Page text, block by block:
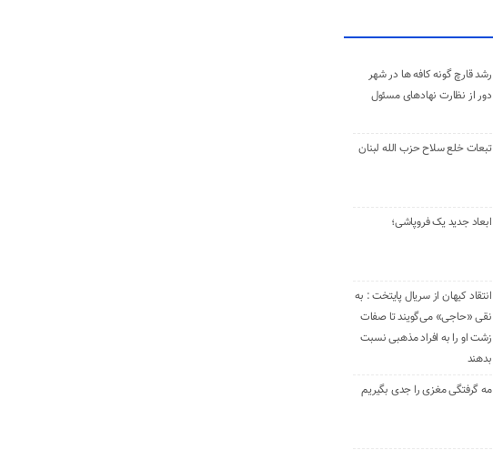
رشد قارچ گونه کافه ها در شهر
دور از نظارت نهادهای مسئول
تبعات خلع سلاح حزب الله لبنان
ابعاد جدید یک فروپاشی؛
انتقاد کیهان از سریال پایتخت : به
نقی «حاجی» می‌گویند تا صفات
زشت او را به افراد مذهبی نسبت
بدهند
مه گرفتگی مغزی را جدی بگیریم